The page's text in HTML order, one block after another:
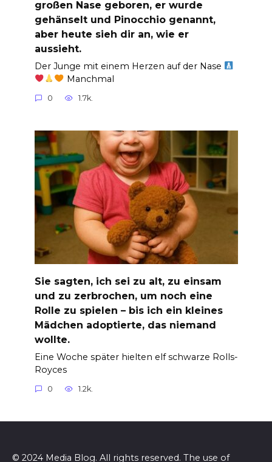
großen Nase geboren, er wurde
gehänselt und Pinocchio genannt,
aber heute sieh dir an, wie er
aussieht.
Der Junge mit einem Herzen auf der Nase
Manchmal
0 1.7k.
Sie sagten, ich sei zu alt, zu einsam
und zu zerbrochen, um noch eine
Rolle zu spielen – bis ich ein kleines
Mädchen adoptierte, das niemand
wollte.
Eine Woche später hielten elf schwarze Rolls-
Royces
0 1.2k.
© 2024 Media Blog. All rights reserved. The use of